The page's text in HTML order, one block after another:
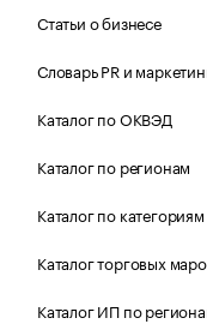
Статьи о бизнесе
Словарь PR и
Каталог по ОКВЭД
Каталог по регионам
Каталог по категориям
Каталог торговых
Каталог ИП по